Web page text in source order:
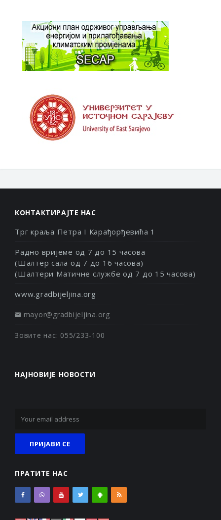
КОНТАКТИРАЈТЕ НАС
Трг краља Петра I Карађорђевића 1
Радно вријеме од 7 до 15 часова
(Шалтер сала од 7 до 16 часова)
(Шалтери Матичне службе од 7 до 15 часова)
www.gradbijeljina.org
mayor@gradbijeljina.org
Зовите нас: 055/233-100
НАЈНОВИЈЕ НОВОСТИ
ПРАТИТЕ НАС